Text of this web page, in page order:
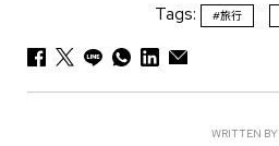
Tags: #旅行
WRITTEN BY